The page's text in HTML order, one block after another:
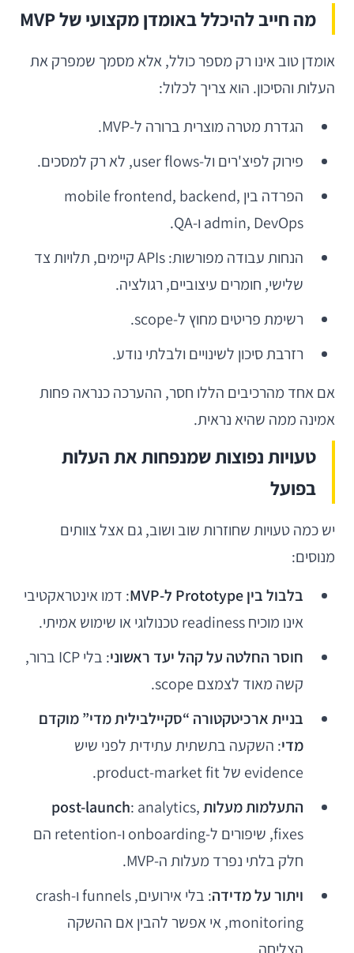
מה חייב להיכלל באומדן מקצועי של MVP
אומדן טוב אינו רק מספר כולל, אלא מסמך שמפרק את
העלות והסיכון. הוא צריך לכלול:
הגדרת מטרה מוצרית ברורה ל-MVP.
פירוק לפיצ'רים ול-user flows, לא רק למסכים.
הפרדה בין mobile frontend, backend,
admin, DevOps ו-QA.
הנחות עבודה מפורשות: APIs קיימים, תלויות צד
שלישי, חומרים עיצוביים, רגולציה.
רשימת פריטים מחוץ ל-scope.
רזרבת סיכון לשינויים ולבלתי נודע.
אם אחד מהרכיבים הללו חסר, ההערכה כנראה פחות
אמינה ממה שהיא נראית.
טעויות נפוצות שמנפחות את העלות
בפועל
יש כמה טעויות שחוזרות שוב ושוב, גם אצל צוותים
מנוסים:
בלבול בין Prototype ל-MVP
: דמו אינטראקטיבי
אינו מוכיח readiness טכנולוגי או שימוש אמיתי.
חוסר החלטה על קהל יעד ראשוני
: בלי ICP ברור,
קשה מאוד לצמצם scope.
בניית ארכיטקטורה “סקיילבילית מדי” מוקדם
מדי: השקעה בתשתית עתידית לפני שיש
evidence של product-market fit.
התעלמות מעלות post-launch: analytics,
fixes, שיפורים ל-onboarding ו-retention הם
חלק בלתי נפרד מעלות ה-MVP.
ויתור על מדידה
: בלי אירועים, funnels ו-crash
monitoring, אי אפשר להבין אם ההשקה